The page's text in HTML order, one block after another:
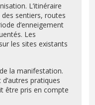
L’itinéraire
sentiers, routes
d’enneigement
Les
les sites existants
la manifestation.
pratiques
être pris en compte